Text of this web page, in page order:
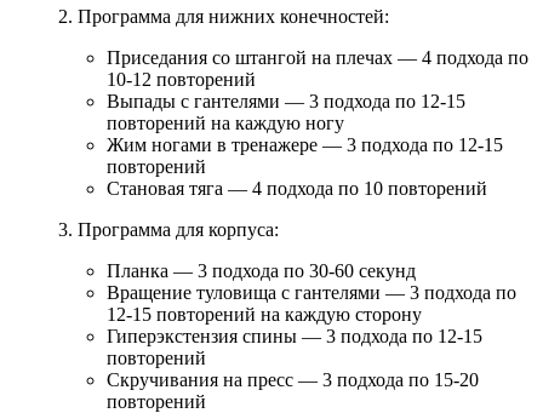
2. Программа для нижних конечностей:
Приседания со штангой на плечах — 4 подхода по
10-12 повторений
Выпады с гантелями — 3 подхода по 12-15
повторений на каждую ногу
Жим ногами в тренажере — 3 подхода по 12-15
повторений
Становая тяга — 4 подхода по 10 повторений
3. Программа для корпуса:
Планка — 3 подхода по 30-60 секунд
Вращение туловища с гантелями — 3 подхода по
12-15 повторений на каждую сторону
Гиперэкстензия спины — 3 подхода по 12-15
повторений
Скручивания на пресс — 3 подхода по 15-20
повторений